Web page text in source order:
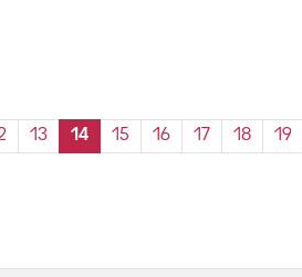
13 14 15 16 17 18 19